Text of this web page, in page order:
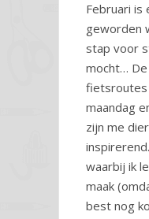
Februari is
geworden
stap voor
mocht…
fietsroutes
maandag
zijn me
waarbij ik
maak
best nog